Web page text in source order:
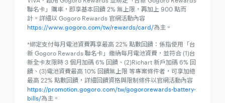
聯名卡」購車，即享基本回饋 2% 無上限，再加上 900 點而
計。詳細以 Gogoro Rewards 官網活動內容
https://www.gogoro.com/tw/rewards/card/為主。
*綁定支付每月電池資費再享最高 22% 點數回饋：係指使用「台
新 Gogoro Rewards 聯名卡」繳納每月電池資費，並符合 (1)台
新全卡友限時 3 個月加碼 6% 回饋、(2)Richart 新戶加碼 6% 回
饋、(3)電池資費最高 10% 回饋無上限 等專案條件者，可享加總
最高 22% 點數回饋，詳細回饋資格與限制條件以官網活動內容
https://promotion.gogoro.com/tw/gogororewards-battery-
bills/為主。